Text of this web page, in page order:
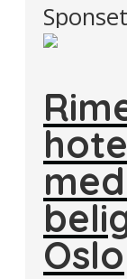
Sponset
Oslo